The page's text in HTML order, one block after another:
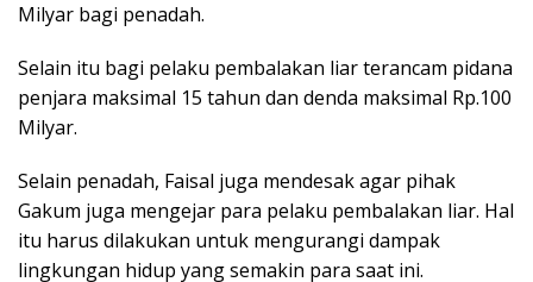
Milyar bagi penadah.
Selain itu bagi pelaku pembalakan liar terancam pidana
penjara maksimal 15 tahun dan denda maksimal Rp.100
Milyar.
Selain penadah, Faisal juga mendesak agar pihak
Gakum juga mengejar para pelaku pembalakan liar. Hal
itu harus dilakukan untuk mengurangi dampak
lingkungan hidup yang semakin para saat ini.